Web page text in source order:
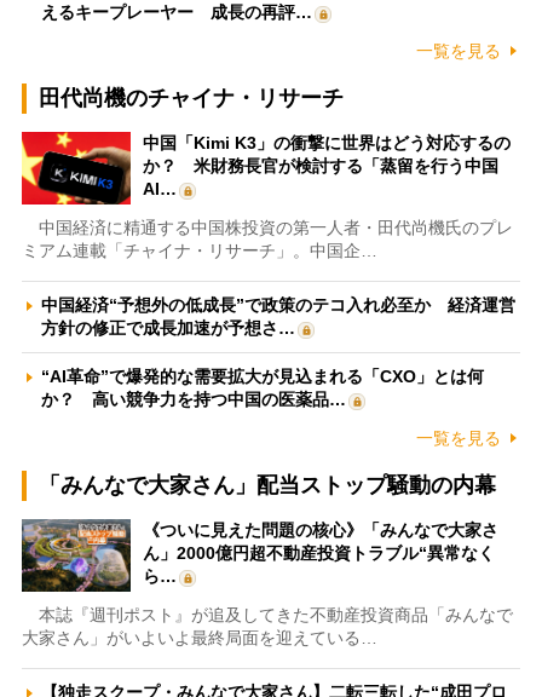
えるキープレーヤー 成長の再評…
一覧を見る
田代尚機のチャイナ・リサーチ
中国「Kimi K3」の衝撃に世界はどう対応するの
か？ 米財務長官が検討する「蒸留を行う中国
AI…
中国経済に精通する中国株投資の第一人者・田代尚機氏のプレ
ミアム連載「チャイナ・リサーチ」。中国企…
中国経済“予想外の低成長”で政策のテコ入れ必至か 経済運営
方針の修正で成長加速が予想さ…
“AI革命”で爆発的な需要拡大が見込まれる「CXO」とは何
か？ 高い競争力を持つ中国の医薬品…
一覧を見る
「みんなで大家さん」配当ストップ騒動の内幕
《ついに見えた問題の核心》「みんなで大家さ
ん」2000億円超不動産投資トラブル“異常なく
ら…
本誌『週刊ポスト』が追及してきた不動産投資商品「みんなで
大家さん」がいよいよ最終局面を迎えている…
【独走スクープ・みんなで大家さん】二転三転した“成田プロ